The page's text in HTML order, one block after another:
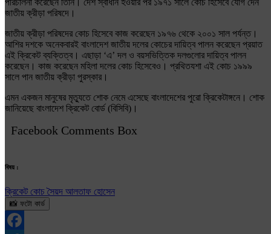
জাতীয় ক্রীড়া পরিষদে।
জাতীয় ক্রীড়া পরিষদের কোচ হিসেবে কাজ করেছেন ১৯৭৬ থেকে ২০০১ সাল পর্যন্ত।
আশির দশকে অনেকবারই বাংলাদেশ জাতীয় দলের কোচের দায়িত্ব পালন করেছেন প্রয়াত
এই ক্রিকেট ব্যক্তিত্ব। এছাড়া ‘এ’ দল ও বয়সভিত্তিক দলগুলোর দায়িত্ব পালন
করেছেন। কাজ করেছেন মহিলা দলের কোচ হিসেবেও। প্রথিতযশা এই কোচ ১৯৯৯
সালে পান জাতীয় ক্রীড়া পুরস্কার।
এমন একজন মানুষের মৃত্যুতে শোক নেমে এসেছে বাংলাদেশের পুরো ক্রিকেটাঙ্গনে। শোক
জানিয়েছে বাংলাদেশ ক্রিকেট বোর্ড (বিসিবি)।
Facebook Comments Box
বিষয় :
ক্রিকেট কোচ সৈয়দ আলতাফ হোসেন
📸 ফটো কার্ড